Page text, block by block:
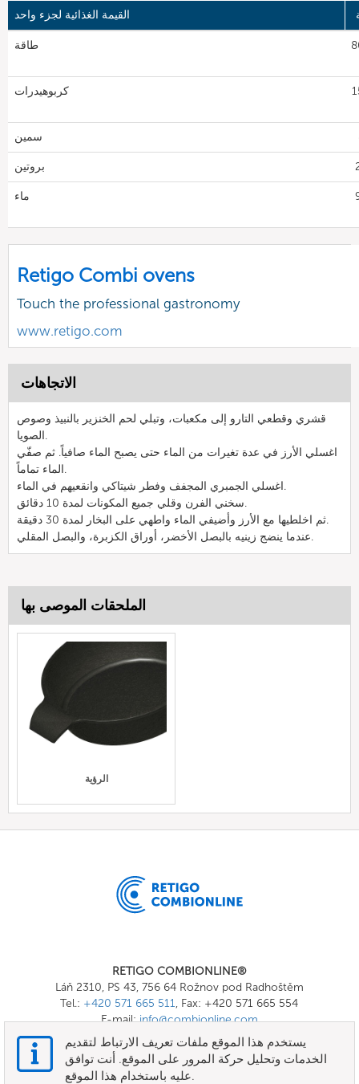
القيمة الغذائية لجزء واحد
طاقة
كربوهيدرات
سمين
بروتين
ماء
Retigo Combi ovens
Touch the professional gastronomy
www.retigo.com
الاتجاهات
قشري وقطعي التارو إلى مكعبات، وتبلي لحم الخنزير بالنبيذ وصوص
الصويا.
اغسلي الأرز في عدة تغيرات من الماء حتى يصبح الماء صافياً. ثم صفّي
الماء تماماً.
اغسلي الجمبري المجفف وفطر شيتاكي وانقعيهم في الماء.
سخني الفرن وقلي جميع المكونات لمدة 10 دقائق.
ثم اخلطيها مع الأرز وأضيفي الماء واطهي على البخار لمدة 30 دقيقة.
عندما ينضج زينيه بالبصل الأخضر، أوراق الكزبرة، والبصل المقلي.
الملحقات الموصى بها
الرؤية
RETIGO COMBIONLINE®
Láň 2310, PS 43, 756 64 Rožnov pod Radhoštěm
Tel.: +420 571 665 511, Fax: +420 571 665 554
E-mail:info@combionline.com
OnlineMenu
يستخدم هذا الموقع ملفات تعريف الارتباط لتقديم
الخدمات وتحليل حركة المرور على الموقع. أنت توافق
عليه باستخدام هذا الموقع.